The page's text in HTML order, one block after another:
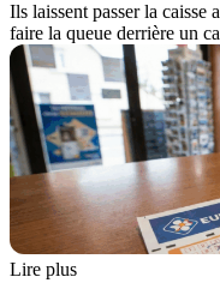
Ils laissent passer la
faire la queue derrière un
Lire plus